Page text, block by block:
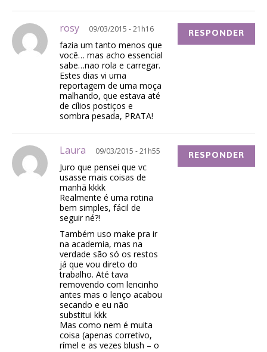
rosy 09/03/2015 - 21h16
fazia um tanto menos que
você… mas acho essencial
sabe…nao rola e carregar.
Estes dias vi uma
reportagem de uma moça
malhando, que estava até
de cílios postiços e
sombra pesada, PRATA!
RESPONDER
Laura 09/03/2015 - 21h55
Juro que pensei que vc
usasse mais coisas de
manhã kkkk
Realmente é uma rotina
bem simples, fácil de
seguir né?!
Também uso make pra ir
na academia, mas na
verdade são só os restos
já que vou direto do
trabalho. Até tava
removendo com lencinho
antes mas o lenço acabou
secando e eu não
substitui kkk
Mas como nem é muita
coisa (apenas corretivo,
rímel e as vezes blush – o
RESPONDER